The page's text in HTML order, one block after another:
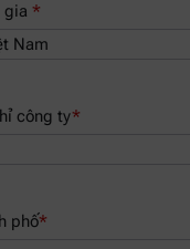
gia *
công ty*
phố*